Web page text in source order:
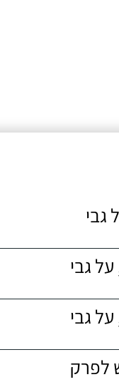
גבי
גבי
גבי
לפרק